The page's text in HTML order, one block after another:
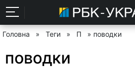
Головна » Теги » П » поводки
поводки